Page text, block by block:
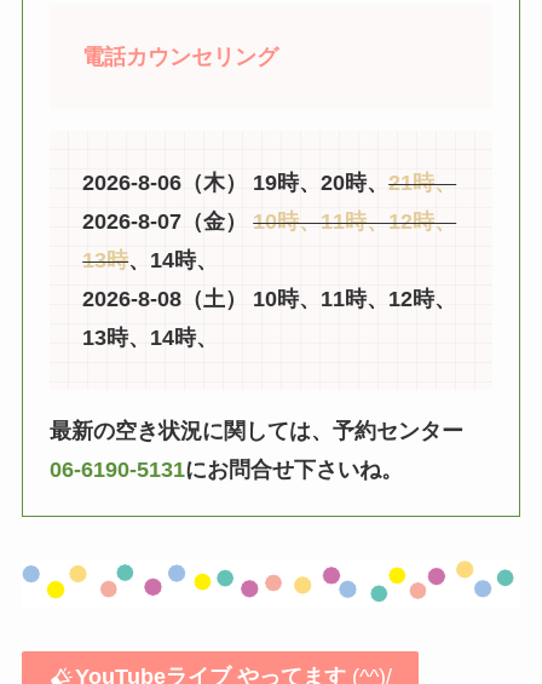
電話カウンセリング
2026-8-06（木） 19時、20時、21時、
2026-8-07（金）10時、11時、12時、
13時、14時、
2026-8-08（土） 10時、11時、12時、
13時、14時、
最新の空き状況に関しては、予約センター
06-6190-5131にお問合せ下さいね。
YouTubeライブ やってます(^^)/